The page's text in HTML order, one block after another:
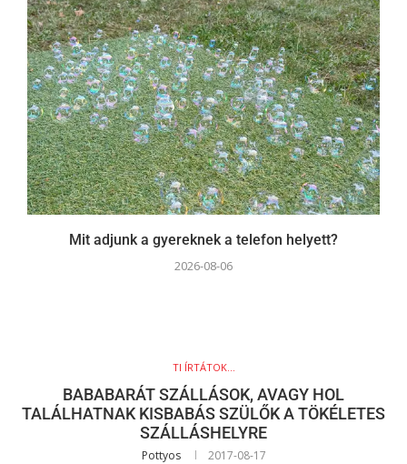
Mit adjunk a gyereknek a telefon helyett?
2026-08-06
TI ÍRTÁTOK...
BABABARÁT SZÁLLÁSOK, AVAGY HOL
TALÁLHATNAK KISBABÁS SZÜLŐK A TÖKÉLETES
SZÁLLÁSHELYRE
Pottyos 2017-08-17